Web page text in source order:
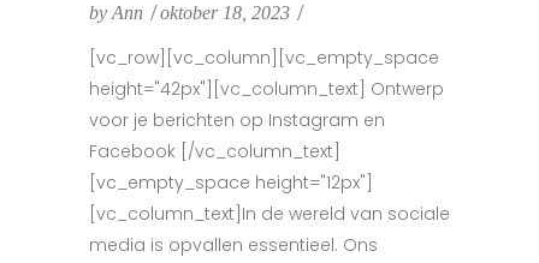
by Ann oktober 18, 2023
[vc_row][vc_column][vc_empty_space
height="42px"][vc_column_text] Ontwerp
voor je berichten op Instagram en
Facebook [/vc_column_text]
[vc_empty_space height="12px"]
[vc_column_text]In de wereld van sociale
media is opvallen essentieel. Ons